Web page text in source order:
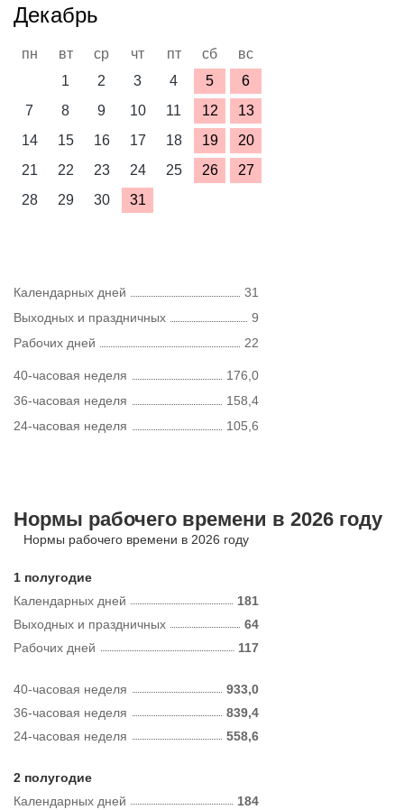
Декабрь
пн вт ср чт пт сб
вс
1
2 3 4 5
6
7
8 9 10 11 12
13
14
15 16 17 18 19
20
21
22 23 24 25 26
27
28
29 30 31
Календарных дней
31
Выходных и праздничных
9
Рабочих дней
22
40-часовая неделя
176,0
36-часовая неделя
158,4
24-часовая неделя
105,6
Нормы рабочего времени в 2026 году
Нормы рабочего времени в 2026 году
1 полугодие
Календарных дней
181
Рабочих дней 117
Выходных и праздничных 64
40-часовая неделя
933,0
36-часовая неделя
839,4
24-часовая неделя
558,6
2 полугодие
Календарных дней
184